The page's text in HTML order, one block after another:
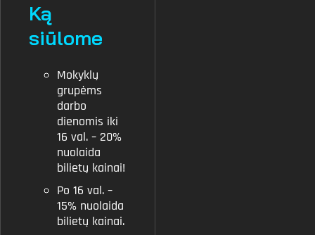
Ką
siūlome
Mokyklų
grupėms
darbo
dienomis iki
16 val. – 20%
nuolaida
bilietų kainai!
Po 16 val. –
15% nuolaida
bilietų kainai.